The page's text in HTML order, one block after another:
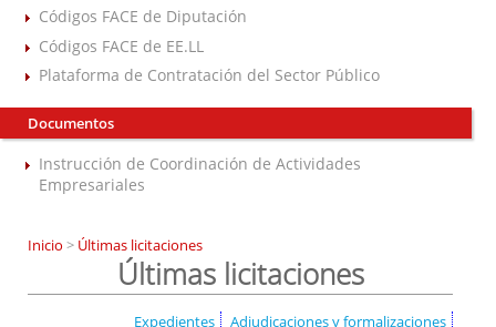
Códigos FACE de Diputación
Códigos FACE de EE.LL
Plataforma de Contratación del Sector Público
Documentos
Instrucción de Coordinación de Actividades
Empresariales
Inicio > Últimas licitaciones
Últimas licitaciones
Expedientes Adjudicaciones y formalizaciones